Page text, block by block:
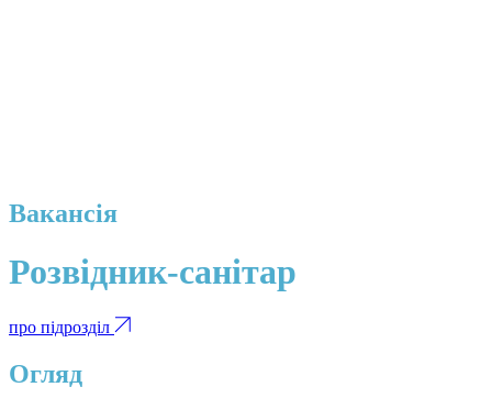
Вакансія
Розвідник-санітар
про підрозділ
Огляд